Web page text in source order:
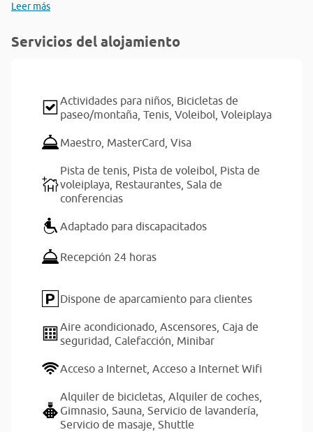
Leer más
Servicios del alojamiento
Actividades para niños, Bicicletas de
paseo/montaña, Tenis, Voleibol, Voleiplaya
Maestro, MasterCard, Visa
Pista de tenis, Pista de voleibol, Pista de
voleiplaya, Restaurantes, Sala de
conferencias
Adaptado para discapacitados
Recepción 24 horas
Dispone de aparcamiento para clientes
Aire acondicionado, Ascensores, Caja de
seguridad, Calefacción, Minibar
Acceso a Internet, Acceso a Internet Wifi
Alquiler de bicicletas, Alquiler de coches,
Gimnasio, Sauna, Servicio de lavandería,
Servicio de masaje, Shuttle